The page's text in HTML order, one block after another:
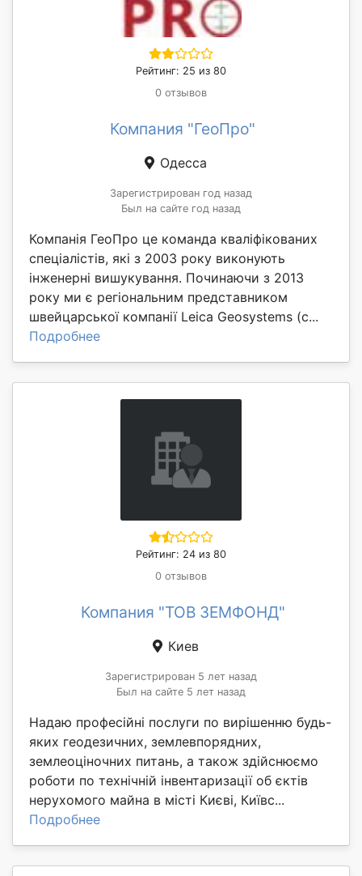
Рейтинг: 25 из 80
0 отзывов
Компания "ГеоПро"
Одесса
Зарегистрирован год назад
Был на сайте год назад
Компанія ГеоПро це команда кваліфікованих
спеціалістів, які з 2003 року виконують
інженерні вишукування. Починаючи з 2013
року ми є регіональним представником
швейцарської компанії Leica Geosystems (с...
Подробнее
Рейтинг: 24 из 80
0 отзывов
Компания "ТОВ ЗЕМФОНД"
Киев
Зарегистрирован 5 лет назад
Был на сайте 5 лет назад
Надаю професійні послуги по вирішенню будь-
яких геодезичних, землевпорядних,
землеоціночних питань, а також здійснюємо
роботи по технічній інвентаризації об єктів
нерухомого майна в місті Києві, Київс...
Подробнее